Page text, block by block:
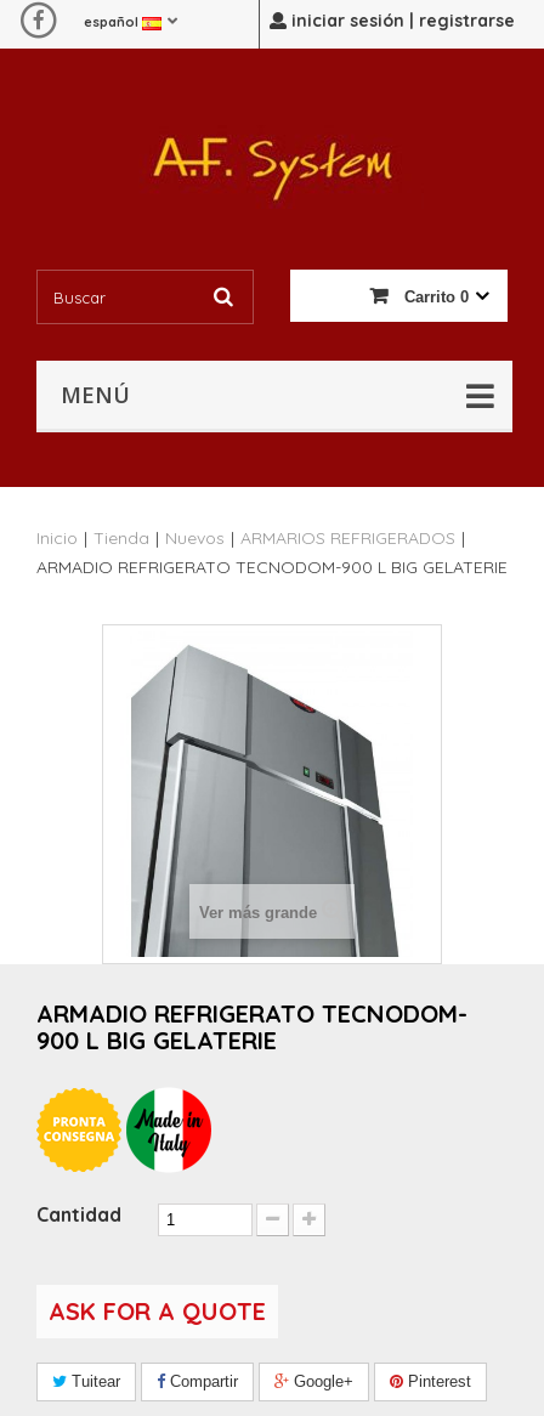
iniciar sesión | registrarse
español
Carrito 0
MENÚ
Inicio | Tienda | Nuevos | ARMARIOS REFRIGERADOS |
ARMADIO REFRIGERATO TECNODOM-900 L BIG GELATERIE
Ver más grande
ARMADIO REFRIGERATO TECNODOM-
900 L BIG GELATERIE
Cantidad
ASK FOR A QUOTE
Tuitear Compartir Google+ Pinterest